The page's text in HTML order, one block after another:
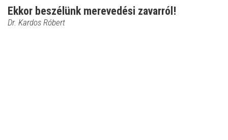
Ekkor beszélünk merevedési zavarról!
Dr. Kardos Róbert